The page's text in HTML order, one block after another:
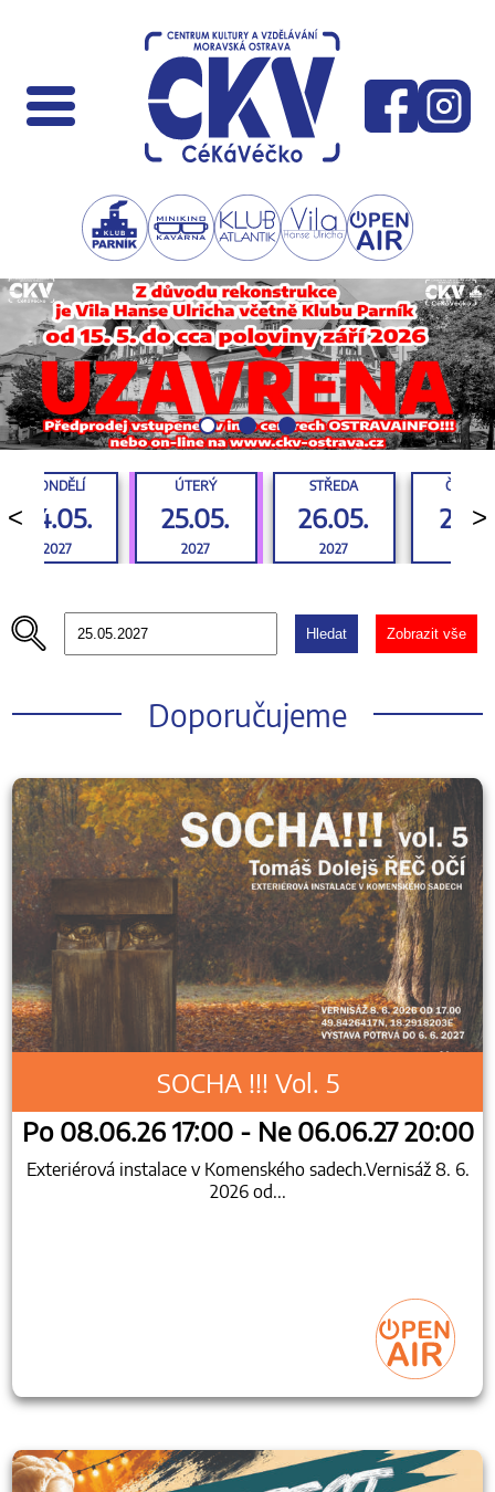
<
PONDĚLÍ
24.05.
2027
ÚTERÝ
25.05.
2027
STŘEDA
26.05.
2027
>
Hledat Zobrazit vše
Doporučujeme
SOCHA !!! Vol. 5
Po 08.06.26 17:00 - Ne 06.06.27 20:00
Exteriérová instalace v Komenského sadech.Vernisáž 8. 6.
2026 od...